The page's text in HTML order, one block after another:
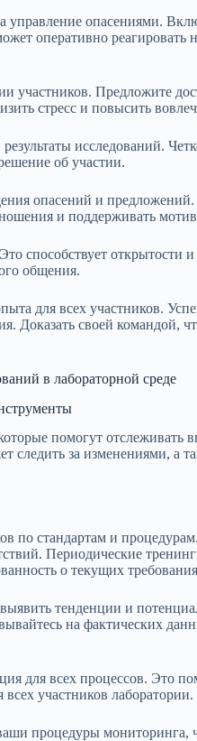
управление опасениями.
оперативно
участников. Предложите
стресс и повысить
исследований.
об участии.
опасений и предложений.
и поддерживать
способствует открытости
общения.
для всех участников.
Доказать своей командой,
в лабораторной среде
помогут
следить за изменениями, а
по стандартам и
Периодические
о текущих
тенденции и
на фактических
для всех процессов. Это
участников лаборатории.
процедуры мониторинга,